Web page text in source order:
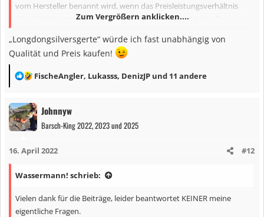
vom Hersteller benannt wird, wenn das Preisleistungsverhältnis
/Qualität stimmt, kann sie auch Longdongsilversgerte heißen.
der man 300g werfen kann z:B die Big Dwag, besser oder
letztendlich günstiger sein soll. In der Regel muss man den Reargrip
verlängern und sie ist einteilig, was ich im Augenblick nicht
gebrauchen kann. Und ja, ich hatte schon eine, und fand sie
Ich fische u.a die Dentist und bin von der Verarbeitung ziemlich
begeistert.
Zum Vergrößern anklicken....
„Longdongsilversgerte“ würde ich fast unabhängig von
Qualität und Preis kaufen!
R
a
k
t
o
e
:
FischeAngler, Lukasss, DenizJP und 11 andere
Johnnyw
Barsch-King 2022, 2023 und 2025
16. April 2022 #12
Wassermann! schrieb:
Vielen dank für die Beiträge, leider beantwortet KEINER meine
eigentliche Fragen.